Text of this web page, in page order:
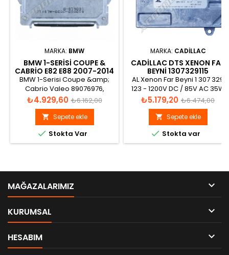
MARKA: BMW
BMW 1-SERISI COUPE &
CABRIO E82 E88 2007-2014
XENON FAR BEYNI
63117180050
BMW 1-Serisi Coupe &amp;
Cabrio Valeo 89076976,
89034934, 63117180050 Xenon
Far Beyni
Fiyat
₺4.929,60 Normal
fiyat
₺6.162,00
 Sepete ekle
 Stokta Var
MARKA: CADILLAC
CADILLAC DTS XENON FAR
BEYNI 1307329115
AL Xenon Far Beyni 1 307 329
123 - 1200V DC / 85V AC 35W
Nom., 2000h, für alle D2R D2S
D1S D1R
Fiyat
₺5.179,20 Normal
fiyat
₺6.474,00
 Sepete ekle
 Stokta var
MAĞAZALARIMIZ 
KURUMSAL 
HESABIM 